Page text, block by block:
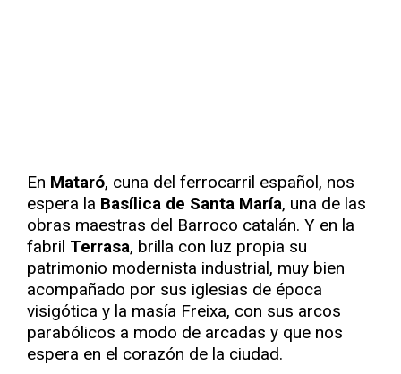
En Mataró, cuna del ferrocarril español, nos
espera la Basílica de Santa María, una de las
obras maestras del Barroco catalán. Y en la
fabril Terrasa, brilla con luz propia su
patrimonio modernista industrial, muy bien
acompañado por sus iglesias de época
visigótica y la masía Freixa, con sus arcos
parabólicos a modo de arcadas y que nos
espera en el corazón de la ciudad.